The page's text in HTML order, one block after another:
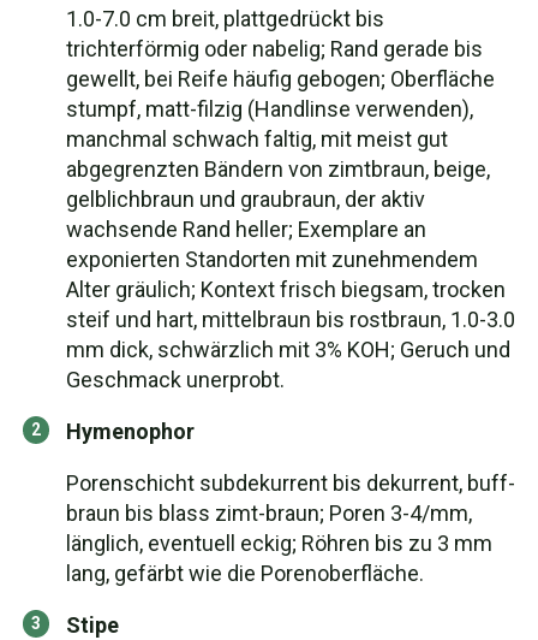
1.0-7.0 cm breit, plattgedrückt bis
trichterförmig oder nabelig; Rand gerade bis
gewellt, bei Reife häufig gebogen; Oberfläche
stumpf, matt-filzig (Handlinse verwenden),
manchmal schwach faltig, mit meist gut
abgegrenzten Bändern von zimtbraun, beige,
gelblichbraun und graubraun, der aktiv
wachsende Rand heller; Exemplare an
exponierten Standorten mit zunehmendem
Alter gräulich; Kontext frisch biegsam, trocken
steif und hart, mittelbraun bis rostbraun, 1.0-3.0
mm dick, schwärzlich mit 3% KOH; Geruch und
Geschmack unerprobt.
Hymenophor
Porenschicht subdekurrent bis dekurrent, buff-
braun bis blass zimt-braun; Poren 3-4/mm,
länglich, eventuell eckig; Röhren bis zu 3 mm
lang, gefärbt wie die Porenoberfläche.
Stipe